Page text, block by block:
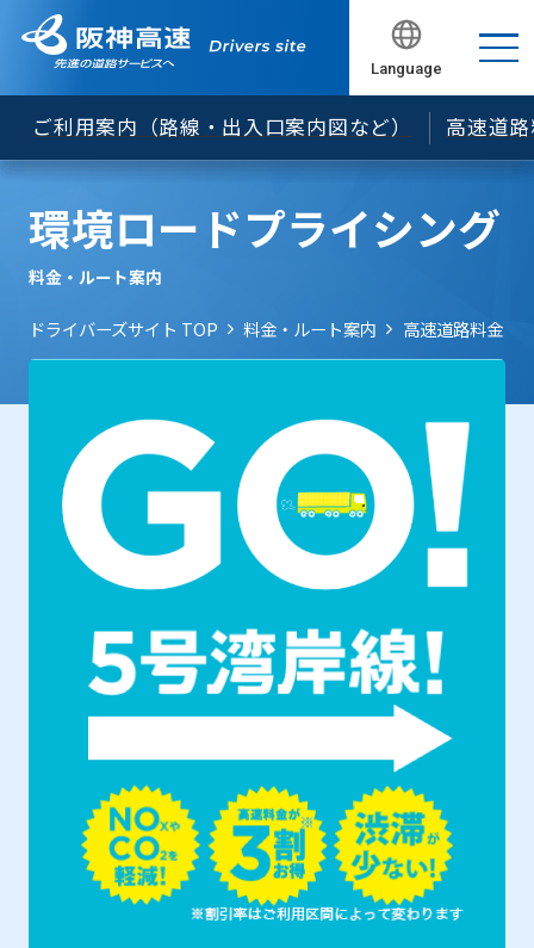
Language
ご利用案内（路線・出入口案内図など） 高速道
閉じる
閉じる
閉じる
でのＥＴＣ無線通行について
ＥＴＣ車載器の車載器管理番号の確認方法について
セキュリティ規格の変更について
「ETCカード未挿入お知らせアンテナ」のご案内
ています
松原JCT等におけるNEXCO料金の案内等について
旧スプリアス規格に基づいて製造されたETC車載器
料金所遮断棒について
閉じる
閉じる
環境ロードプライシング
料金・ルート案内
ドライバーズサイト TOP 料金・ルート案内 高速道路料金